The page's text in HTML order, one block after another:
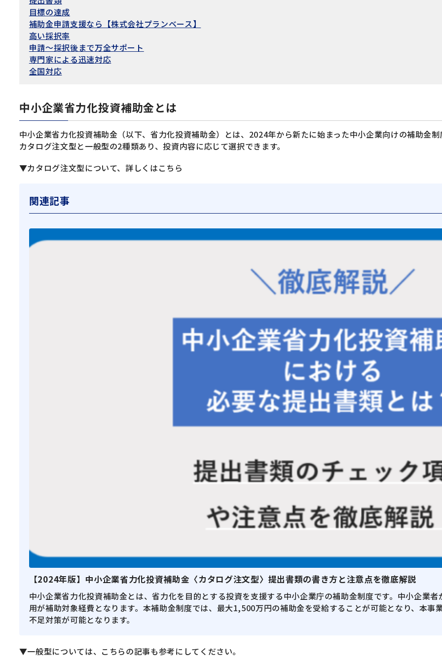
目標の達成
補助金申請支援なら【株式会社プランベース】
高い採択率
申請〜採択後まで万全サポート
専門家による迅速対応
全国対応
中小企業省力化投資補助金とは
中小企業省力化投資補助金（以下、省力化投資補助金）とは、2024年から新たに始まった中小企業向けの補助金制
カタログ注文型と一般型の2種類あり、投資内容に応じて選択できます。
▼カタログ注文型について、詳しくはこちら
関連記事
【2024年版】中小企業省力化投資補助金〈カタログ注文型〉提出書類の書き方と注意点を徹底解説
中小企業省力化投資補助金とは、省力化を目的とする投資を支援する中小企業庁の補助金制度です。中小企業
用が補助対象経費となります。本補助金制度では、最大1,500万円の補助金を受給することが可能となり、本
不足対策が可能となります。
▼一般型については、こちらの記事も参考にしてください。